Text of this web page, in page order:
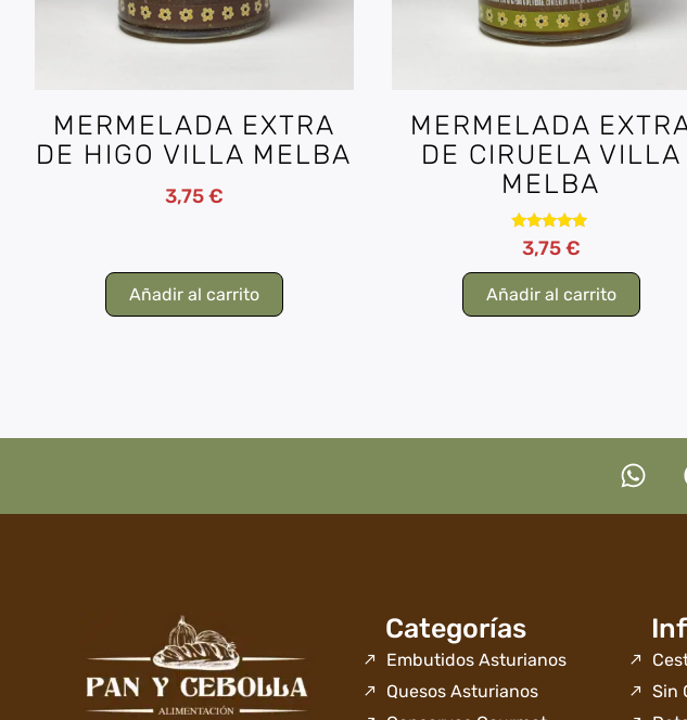
MERMELADA EXTRA
DE HIGO VILLA MELBA
3,75€
Añadir al carrito
MERMELADA
DE CIRUELA VILLA
MELBA
Valorado
con
5.00
3,75€
Añadir al carrito
Categorías
Embutidos Asturianos
Quesos Asturianos
Sin